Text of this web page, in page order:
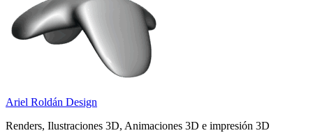
Ariel Roldán Design
Renders, Ilustraciones 3D, Animaciones 3D e impresión 3D